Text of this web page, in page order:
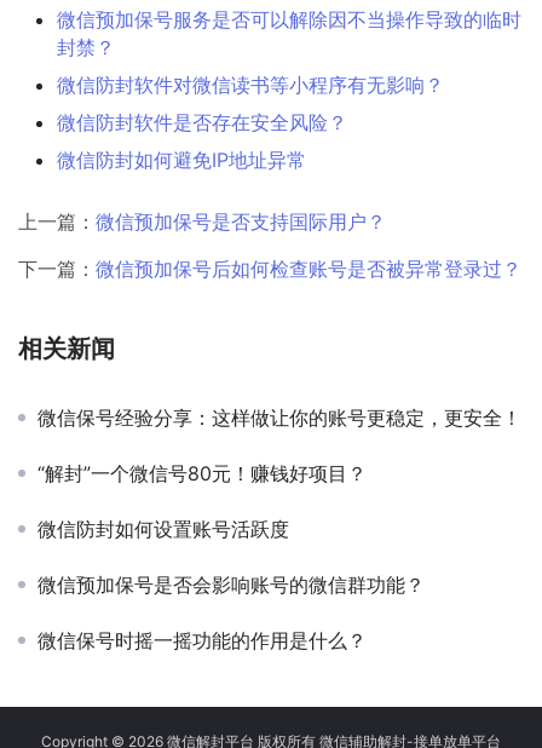
微信预加保号服务是否可以解除因不当操作导致的临时
封禁？
微信防封软件对微信读书等小程序有无影响？
微信防封软件是否存在安全风险？
微信防封如何避免IP地址异常
上一篇： 微信预加保号是否支持国际用户？
下一篇： 微信预加保号后如何检查账号是否被异常登录过？
相关新闻
微信保号经验分享：这样做让你的账号更稳定，更安全！
“解封”一个微信号80元！赚钱好项目？
微信防封如何设置账号活跃度
微信预加保号是否会影响账号的微信群功能？
微信保号时摇一摇功能的作用是什么？
Copyright © 2026 微信解封平台 版权所有 微信辅助解封-接单放单平台